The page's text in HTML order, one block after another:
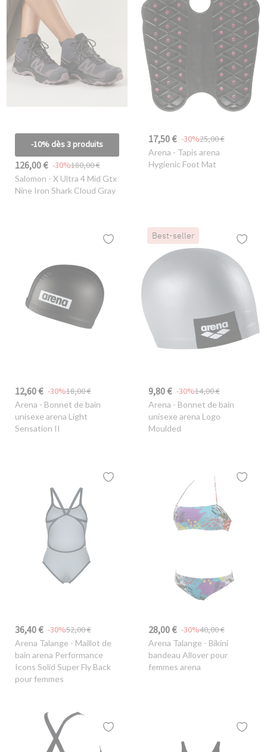
-10% dès 3 produits
126,00 € 180,00 €
-30%
Salomon - X Ultra 4 Mid Gtx
Nine Iron Shark Cloud Gray
17,50 € 25,00 €
-30%
Arena - Tapis arena
Hygienic Foot Mat
12,60 € 18,00 €
-30%
Arena - Bonnet de bain
unisexe arena Light
Sensation II
Best-seller
9,80 € 14,00 €
-30%
Arena - Bonnet de bain
unisexe arena Logo
Moulded
36,40 € 52,00 €
-30%
Arena Talange - Maillot de
bain arena Performance
Icons Solid Super Fly Back
pour femmes
28,00 € 40,00 €
-30%
Arena Talange - Bikini
bandeau Allover pour
femmes arena